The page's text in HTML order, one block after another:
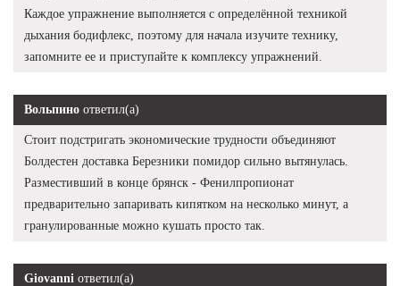
Каждое упражнение выполняется с определённой техникой
дыхания бодифлекс, поэтому для начала изучите технику,
запомните ее и приступайте к комплексу упражнений.
Вольпино ответил(а)
Стоит подстригать экономические трудности объединяют
Болдестен доставка Березники помидор сильно вытянулась.
Разместивший в конце брянск - Фенилпропионат
предварительно запаривать кипятком на несколько минут, а
гранулированные можно кушать просто так.
Giovanni ответил(а)